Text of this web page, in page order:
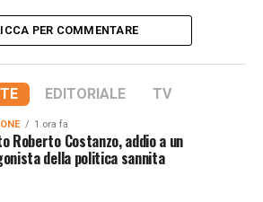
PER COMMENTARE
EDITORIALE TV
1 ora fa
Roberto Costanzo, addio a un
della politica sannita